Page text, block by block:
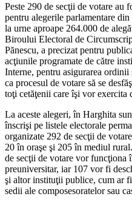
Peste 290 de secţii de votare au
pentru alegerile parlamentare
la urne aproape 264.000 de
Biroului Electoral de
Pănescu, a precizat pentru
acţiunile programate de către
Interne, pentru asigurarea
ca procesul de votare să se
toţi cetăţenii care îşi vor exercita
La aceste alegeri, în Harghita
înscrişi pe listele electorale
organizate 292 de secţii de
20 în oraşe şi 205 în mediul
de secţii de votare vor funcţiona
preuniversitar, iar 107 vor fi
şi altor instituţii publice, cum ar
sedii ale composesoratelor sau